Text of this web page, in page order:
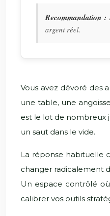
Recommandation :
argent réel.
Vous avez dévoré des
une table, une
est le lot de nombreux
un saut dans le vide.
La réponse habituelle
changer radicalement
Un espace contrôlé
calibrer vos outils